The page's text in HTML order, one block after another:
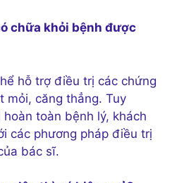
chữa khỏi bệnh được
hỗ trợ điều trị các chứng
mỏi, căng thẳng. Tuy
toàn bệnh lý, khách
các phương pháp điều trị
bác sĩ.